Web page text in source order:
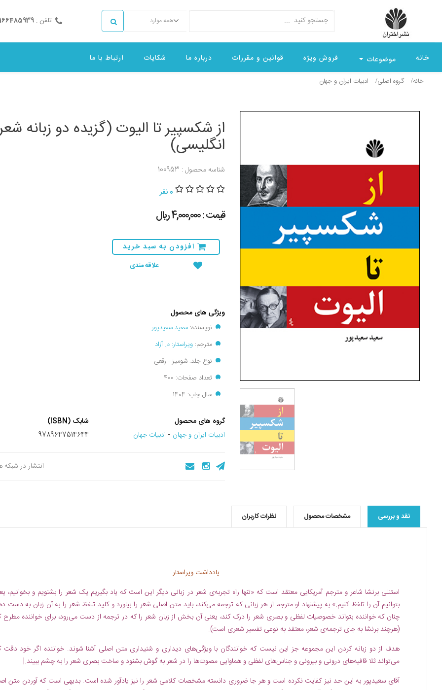
همه موارد تلفن :
خانه موضوعات فروش ویژه قوانین و مقررات درباره ما شکایات ارتباط با ما
خانه گروه اصلی ادبيات ايران و جهان
از شکسپیر تا الیوت (گزیده دو زبانه
انگلیسی)
شناسه محصول : 100953
0 نفر
قیمت : 4,000,000 ريال
افزودن به سبد خرید
علاقه مندی
ویژگی های محصول
نویسنده: سعید سعیدپور
مترجم: ویراستار: م. آزاد
نوع جلد: شومیز - رقعی
تعداد صفحات: 400
سال چاپ: 1404
گروه های محصول
ادبيات ايران و جهان - ادبيات جهان
شابک (ISBN)
9789647514644
انتشار در
نقد و بررسی مشخصات محصول نظرات کاربران
یادداشت ویراستار
استنلی برنشا شاعر و مترجم آمریکایی معتقد است که «تنها راه تجربه‌ی شعر در زبانی دیگر این است که یاد بگیریم یک شعر را بشنویم و بخوانیم،
بتوانیم آن را تلفظ کنیم.» به پیشنهاد او مترجم از هر زبانی که ترجمه می‌کند، باید متن اصلی شعر را بیاورد و کلید تلفظ شعر را به آن زبان به دست
چنان که خواننده بتواند خصوصیات لفظی و بصری شعر را درک کند، یعنی آن بخش از زبان شعر را که در ترجمه از دست می‌رود، برای خواننده مطرح
(هرچند برنشا به جای ترجمه‌ی شعر، معتقد به نوعی تفسیر شعری است).
هدف از دو زبانه کردن این مجموعه جز این نیست که خوانندگان با ویژگی‌های دیداری و شنیداری متن اصلی آشنا شوند. خواننده اگر خود دقت
می‌تواند ثلا قافیه‌های درونی و بیرونی و جناس‌های لفظی و هماوایی مصوت‌ها را در شعر به گوش بشنود و ساخت بصری شعر را به چشم ببیند.|
آقای سعیدپور به این حد نیز کفایت نکرده است و هر جا ضروری دانسته مشخصات کلامی شعر را نیز یادآور شده است. بدیهی است که آوردن متن